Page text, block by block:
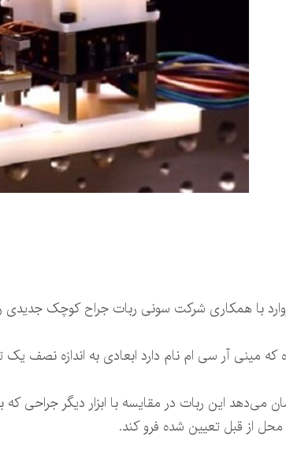
با همکاری شرکت سونی ربات جراح کوچک جدیدی را
که مینی آر سی ام نام دارد ابعادی به اندازه نصف
محل از قبل تعیین شده فرو کند.